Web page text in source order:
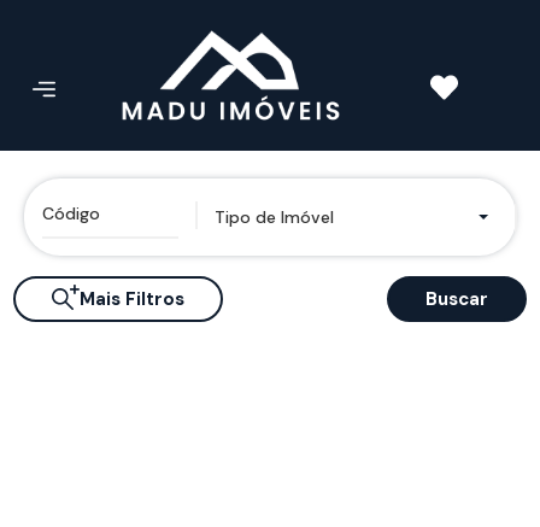
Tipo de Imóvel
Mais Filtros Buscar